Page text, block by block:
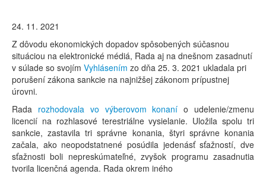
24. 11. 2021
Z dôvodu ekonomických dopadov spôsobených súčasnou
situáciou na elektronické médiá, Rada aj na dnešnom zasadnutí
v súlade so svojím Vyhlásením zo dňa 25. 3. 2021 ukladala pri
porušení zákona sankcie na najnižšej zákonom prípustnej
úrovni.
Rada rozhodovala vo výberovom konaní o udelenie/zmenu
licencií na rozhlasové terestriálne vysielanie. Uložila spolu tri
sankcie, zastavila tri správne konania, štyri správne konania
začala, ako neopodstatnené posúdila jedenásť sťažností, dve
sťažnosti boli nepreskúmateľné, zvyšok programu zasadnutia
tvorila licenčná agenda. Rada okrem iného